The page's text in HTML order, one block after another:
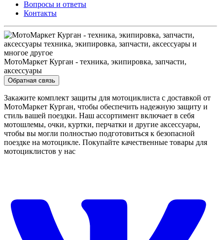
Вопросы и ответы
Контакты
МотоМаркет Курган - техника, экипировка, запчасти,
аксессуары
Обратная связь
Закажите комплект защиты для мотоциклиста с доставкой от
МотоМаркет Курган, чтобы обеспечить надежную защиту и
стиль вашей поездки. Наш ассортимент включает в себя
мотошлемы, очки, куртки, перчатки и другие аксессуары,
чтобы вы могли полностью подготовиться к безопасной
поездке на мотоцикле. Покупайте качественные товары для
мотоциклистов у нас